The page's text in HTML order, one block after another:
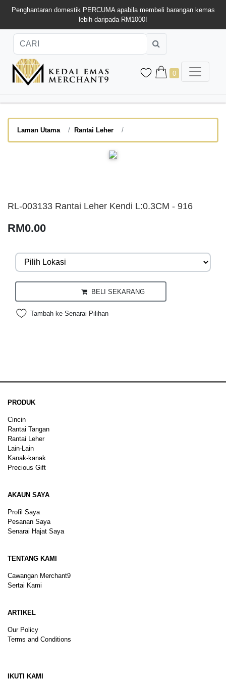
Penghantaran domestik PERCUMA apabila membeli barangan kemas
lebih daripada RM1000!
0
Laman Utama Rantai Leher
RL-003133 Rantai Leher Kendi L:0.3CM - 916
RM0.00
BELI SEKARANG
Tambah ke Senarai Pilihan
PRODUK
Cincin
Rantai Tangan
Rantai Leher
Lain-Lain
Kanak-kanak
Precious Gift
AKAUN SAYA
Profil Saya
Pesanan Saya
Senarai Hajat Saya
TENTANG KAMI
Cawangan Merchant9
Sertai Kami
ARTIKEL
Our Policy
Terms and Conditions
IKUTI KAMI